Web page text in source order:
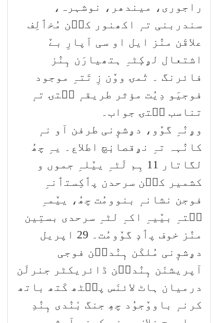
راجوری، میندھر، نوشہرہ،
سندربنی تہٕ اکھنور کٮ۪ن مُخٲلِف
علاقَن منٛز ایل او سی اَپارِ بےٚ
اشتعال لۄکٕٹہِ ہتھیارَن ہٕنٛز
فائرنگ ۔ تٔمۍ ووٚن زِ تَتہِ موجود
فوجیَو دِیُت مؤثر طریقہٕ سۭتۍ تہٕ
تناسب سۭتۍ جواب۔
وۄنٛہِ گوٚو، دۄشوٕنی طرفن آو نہٕ
کانٛہہ تہِ نۄقصانٕچ اطلاع۔ یہِ چھُ
لگاتار 11 ہِم لَٹہِ ییٚلہِ جموں و
کشمیر کٮ۪ن سرحدن پٲکِستٲنہِ
فوجن نشانہٕ بنوومُت چھُ، ییٚمہِ
سۭتہِ بیٚیہِ اکہِ لٹہِ سرحدی بستِین
منٛز خوف پٲدٕ گوٚومُت۔ 29 اپریل
دۄشوٕنی مُلکَن ہٕنٛدٮ۪ن فوجی
آپریشنَن ہٕنٛدٮ۪ن ڈائریکٹر جنرلَن
درمیان ہاٹ لائنَس پٮ۪ٹھ کَتھ باتھ
کرنہٕ باووٚجوٗد چھِ جنگ بٔنٛدی ہٕنٛدِ